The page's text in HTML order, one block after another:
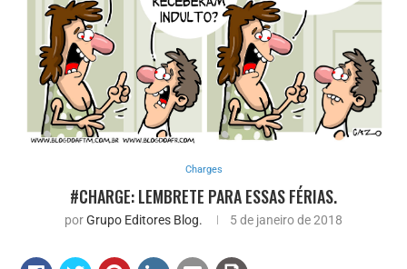
Charges
#CHARGE: LEMBRETE PARA ESSAS FÉRIAS.
porGrupo Editores Blog. 5 de janeiro de 2018